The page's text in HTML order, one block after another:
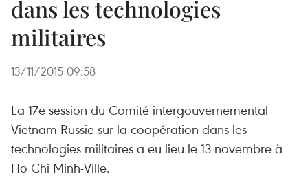
dans les technologies
militaires
13/11/2015 09:58
La 17e session du Comité intergouvernemental
Vietnam-Russie sur la coopération dans les
technologies militaires a eu lieu le 13 novembre à
Ho Chi Minh-Ville.